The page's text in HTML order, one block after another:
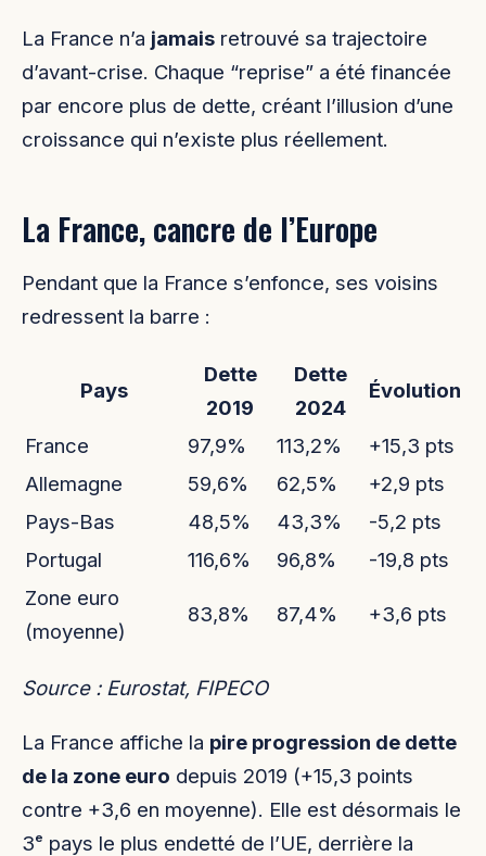
La France n’a jamais retrouvé sa trajectoire
d’avant-crise. Chaque “reprise” a été financée
par encore plus de dette, créant l’illusion d’une
croissance qui n’existe plus réellement.
La France, cancre de l’Europe
Pendant que la France s’enfonce, ses voisins
redressent la barre :
Pays
Dette
2019
Dette
2024
Évolution
France 97,9% 113,2%
+15,3 pts
Allemagne
59,6% 62,5%
+2,9 pts
Pays-Bas
48,5% 43,3%
-5,2 pts
Portugal
116,6% 96,8%
-19,8 pts
Zone euro
(moyenne)
83,8% 87,4% +3,6 pts
Source : Eurostat, FIPECO
La France affiche la pire progression de dette
de la zone euro depuis 2019 (+15,3 points
contre +3,6 en moyenne). Elle est désormais le
3ᵉ pays le plus endetté de l’UE, derrière la